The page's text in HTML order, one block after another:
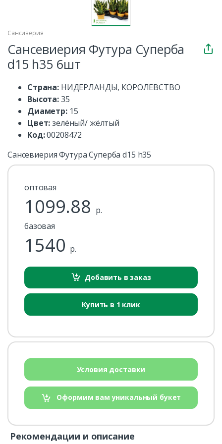
Сансиверия
Сансевиерия Футура Суперба
d15 h35 6шт
Страна: НИДЕРЛАНДЫ, КОРОЛЕВСТВО
Высота:35
Диаметр: 15
Цвет:зелёный/ жёлтый
Код:00208472
Сансевиерия Футура Суперба d15 h35
оптовая
1099.88 р.
базовая
1540 р.
Добавить в заказ
Купить в 1 клик
Условия доставки
Оформим вам уникальный букет
Рекомендации и описание